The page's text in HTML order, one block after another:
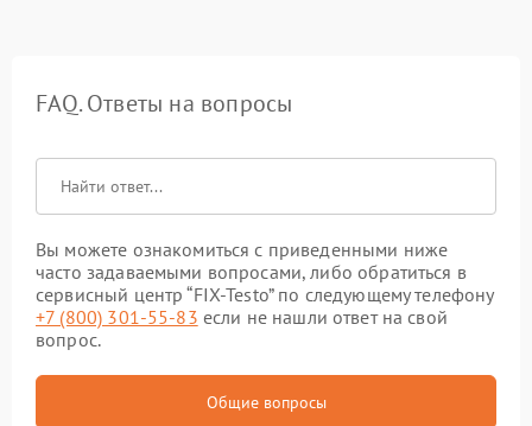
FAQ. Ответы на вопросы
Вы можете ознакомиться с приведенными ниже
часто задаваемыми вопросами, либо обратиться в
сервисный центр “FIX-Testo” по следующему телефону
+7 (800) 301-55-83 если не нашли ответ на свой
вопрос.
Общие вопросы